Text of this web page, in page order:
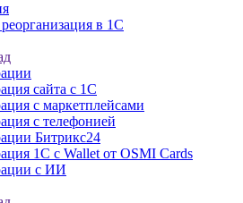
в 1С
сайта с 1С
с маркетплейсами
с телефонией
Битрикс24
1С с Wallet от OSMI Cards
с ИИ